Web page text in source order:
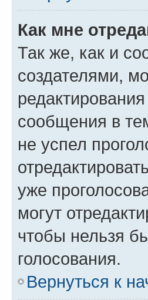
Как мне
Так же, как и
создателями,
сообщения в
не успел
уже
могут
чтобы нельзя
голосования.
Вернуться к